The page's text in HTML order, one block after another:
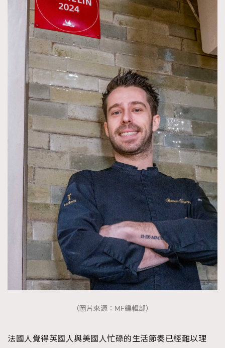
（圖片來源：MF編輯部）
法國人覺得英國人與美國人忙碌的生活節奏已經難以理